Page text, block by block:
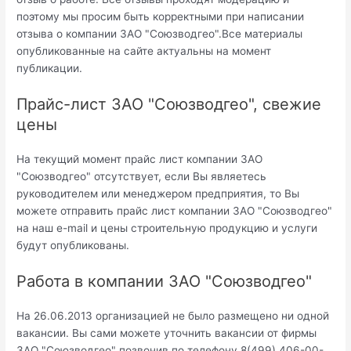
поэтому мы просим быть корректными при написании
отзыва о компании ЗАО "Союзводгео".Все материалы
опубликованные на сайте актуальны на момент
публикации.
Прайс-лист ЗАО "Союзводгео", свежие
цены
На текущий момент прайс лист компании ЗАО
"Союзводгео" отсутствует, если Вы являетесь
руководителем или менеджером предприятия, то Вы
можете отправить прайс лист компании ЗАО "Союзводгео"
на наш e-mail и цены строительную продукцию и услуги
будут опубликованы.
Работа в компании ЗАО "Союзводгео"
На 26.06.2013 организацией не было размещено ни одной
вакансии. Вы сами можете уточнить вакансии от фирмы